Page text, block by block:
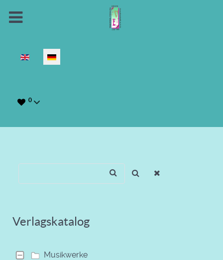
Sprache auswählen
0
Verlagskatalog
Musikwerke